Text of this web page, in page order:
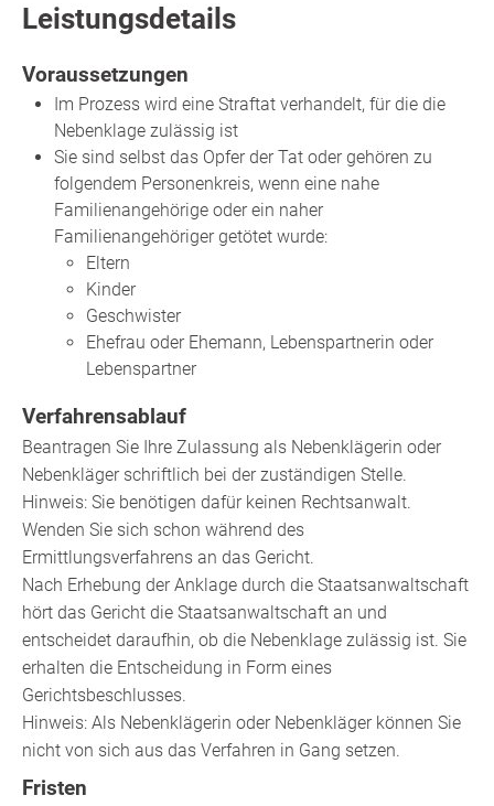
Leistungsdetails
Voraussetzungen
Im Prozess wird eine Straftat verhandelt, für die die
Nebenklage zulässig ist
Sie sind selbst das Opfer der Tat oder gehören zu
folgendem Personenkreis, wenn eine nahe
Familienangehörige oder ein naher
Familienangehöriger getötet wurde:
Eltern
Kinder
Geschwister
Ehefrau oder Ehemann, Lebenspartnerin oder
Lebenspartner
Verfahrensablauf
Beantragen Sie Ihre Zulassung als Nebenklägerin oder
Nebenkläger schriftlich bei der zuständigen Stelle.
Hinweis: Sie benötigen dafür keinen Rechtsanwalt.
Wenden Sie sich schon während des
Ermittlungsverfahrens an das Gericht.
Nach Erhebung der Anklage durch die Staatsanwaltschaft
hört das Gericht die Staatsanwaltschaft an und
entscheidet daraufhin, ob die Nebenklage zulässig ist. Sie
erhalten die Entscheidung in Form eines
Gerichtsbeschlusses.
Hinweis: Als Nebenklägerin oder Nebenkläger können Sie
nicht von sich aus das Verfahren in Gang setzen.
Fristen